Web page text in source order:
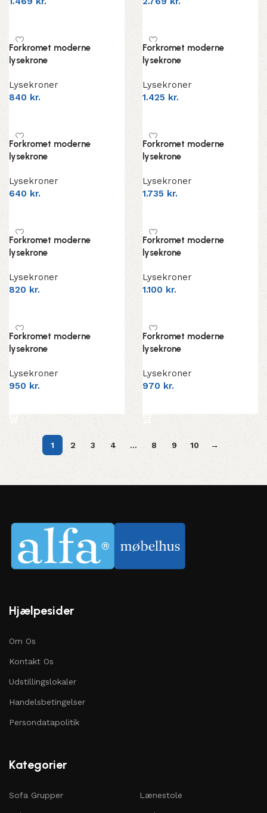
Forkromet moderne
lysekrone
Lysekroner
840 kr.
Forkromet moderne
lysekrone
Lysekroner
1.425 kr.
Forkromet moderne
lysekrone
Lysekroner
640 kr.
Forkromet moderne
lysekrone
Lysekroner
1.735 kr.
Forkromet moderne
lysekrone
Lysekroner
820 kr.
Forkromet moderne
lysekrone
Lysekroner
1.100 kr.
Forkromet moderne
lysekrone
Lysekroner
950 kr.
Forkromet moderne
lysekrone
Lysekroner
970 kr.
1 2 3 4 … 8 9 10 →
Hjælpesider
Om Os
Kontakt Os
Udstillingslokaler
Handelsbetingelser
Persondatapolitik
Kategorier
Sofa Grupper Lænestole